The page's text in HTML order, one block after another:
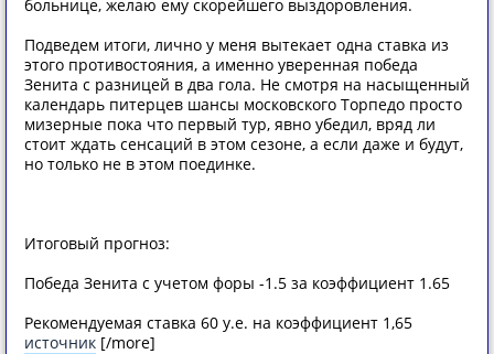
больнице, желаю ему скорейшего выздоровления.
Подведем итоги, лично у меня вытекает одна ставка из
этого противостояния, а именно уверенная победа
Зенита с разницей в два гола. Не смотря на насыщенный
календарь питерцев шансы московского Торпедо просто
мизерные пока что первый тур, явно убедил, вряд ли
стоит ждать сенсаций в этом сезоне, а если даже и будут,
но только не в этом поединке.
Итоговый прогноз:
Победа Зенита с учетом форы -1.5 за коэффициент 1.65
Рекомендуемая ставка 60 у.е. на коэффициент 1,65
источник [/more]